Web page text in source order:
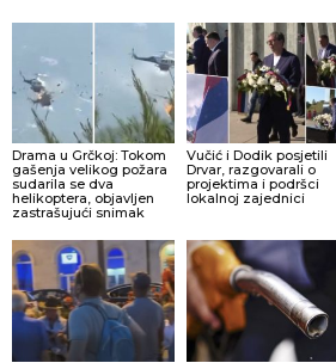
Drama u Grčkoj: Tokom
gašenja velikog požara
sudarila se dva
helikoptera, objavljen
zastrašujući snimak
Vučić i Dodik posjetili
Drvar, razgovarali o
projektima i podršci
lokalnoj zajednici